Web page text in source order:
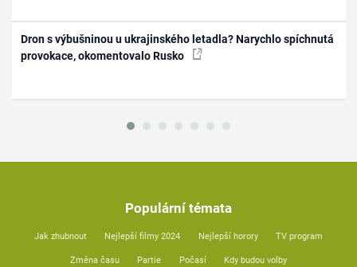
Dron s výbušninou u ukrajinského letadla? Narychlo spíchnutá
provokace, okomentovalo Rusko
Populární témata
Jak zhubnout Nejlepší filmy 2024 Nejlepší horory TV program
Změna času Partie Počasí Kdy budou volby